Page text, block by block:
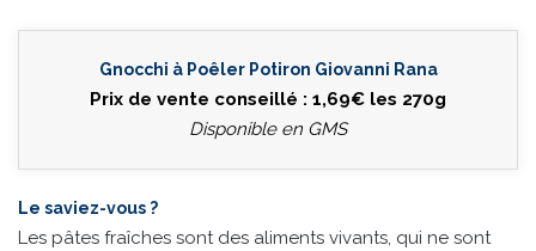
Gnocchi à Poêler Potiron Giovanni Rana
Prix de vente conseillé : 1,69€ les 270g
Disponible en GMS
Le saviez-vous ?
Les pâtes fraîches sont des aliments vivants, qui ne sont